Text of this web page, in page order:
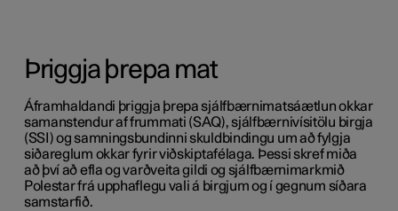
Þriggja þrepa mat
Áframhaldandi þriggja þrepa sjálfbærnimatsáætlun okkar
samanstendur af frummati (SAQ), sjálfbærnivísitölu birgja
(SSI) og samningsbundinni skuldbindingu um að fylgja
siðareglum okkar fyrir viðskiptafélaga. Þessi skref miða
að því að efla og varðveita gildi og sjálfbærnimarkmið
Polestar frá upphaflegu vali á birgjum og í gegnum síðara
samstarfið.